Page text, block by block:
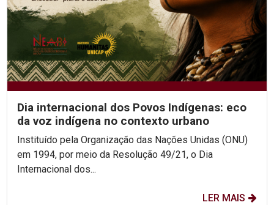
Dia internacional dos Povos Indígenas: eco
da voz indígena no contexto urbano
Instituído pela Organização das Nações Unidas (ONU)
em 1994, por meio da Resolução 49/21, o Dia
Internacional dos...
LER MAIS